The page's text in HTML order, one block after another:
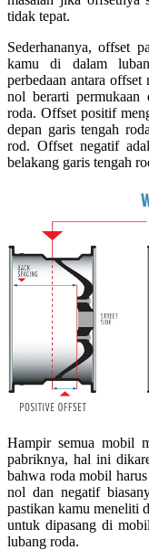
tidak tepat.
Sederhananya, offset
kamu di dalam
perbedaan antara
nol berarti permukaan
roda. Offset positif
depan garis tengah
rod. Offset negatif
belakang garis tengah
Hampir semua mobil
pabriknya, hal ini
bahwa roda mobil
nol dan negatif
pastikan kamu meneliti
untuk dipasang di
lubang roda.